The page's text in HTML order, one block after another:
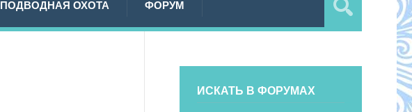
ПОДВОДНАЯ ОХОТА ФОРУМ
ИСКАТЬ В ФОРУМАХ